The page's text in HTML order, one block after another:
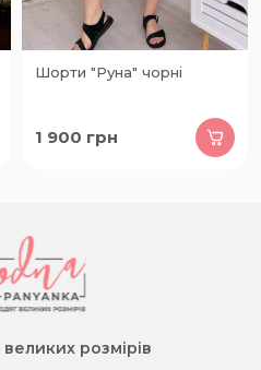
Шорти "Руна" чорні
1 900 грн
розмірів